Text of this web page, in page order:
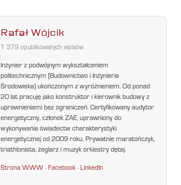
Rafał Wójcik
1 379 opublikowanych wpisów
Inżynier z podwójnym wykształceniem
politechnicznym (Budownictwo i Inżynieria
Środowiska) ukończonym z wyróżnieniem. Od ponad
20 lat pracuję jako konstruktor i kierownik budowy z
uprawnieniami bez ograniczeń. Certyfikowany audytor
energetyczny, członek ZAE, uprawniony do
wykonywania świadectw charakterystyki
energetycznej od 2009 roku. Prywatnie maratończyk,
triathlonista, żeglarz i muzyk orkiestry dętej.
Strona WWW ·Facebook ·LinkedIn